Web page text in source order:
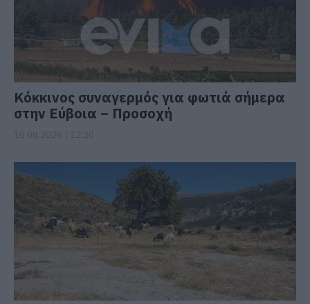
Κόκκινος συναγερμός για φωτιά σήμερα
στην Εύβοια – Προσοχή